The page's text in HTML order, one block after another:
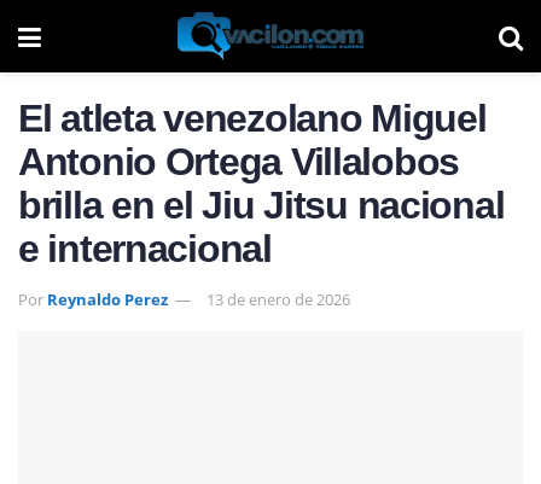
El atleta venezolano Miguel
Antonio Ortega Villalobos
brilla en el Jiu Jitsu nacional
e internacional
Por Reynaldo Perez 13 de enero de 2026